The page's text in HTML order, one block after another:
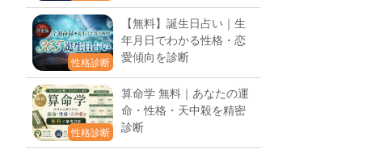
性格診断
【無料】誕生日占い｜生
年月日でわかる性格・恋
愛傾向を診断
性格診断
算命学 無料｜あなたの運
命・性格・天中殺を精密
診断